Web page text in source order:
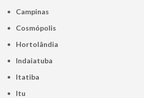
Campinas
Cosmópolis
Hortolândia
Indaiatuba
Itatiba
Itu